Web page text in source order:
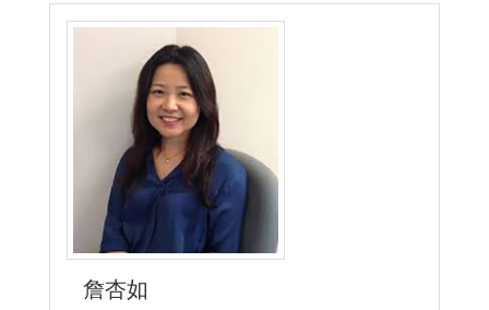
詹杏如